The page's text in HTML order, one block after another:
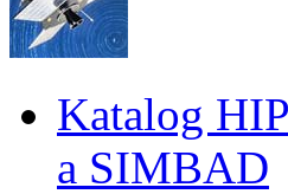
Katalog
a SIMBAD